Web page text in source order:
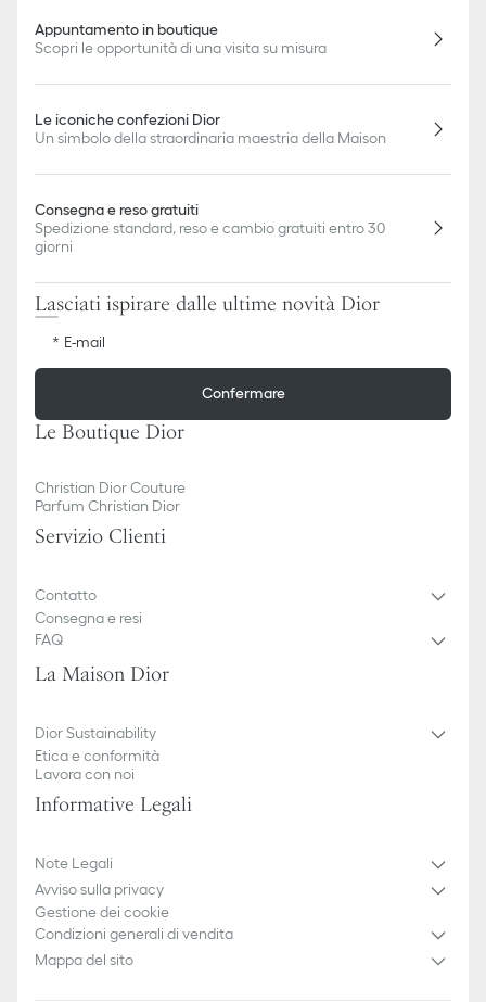
Appuntamento in boutique
Scopri le opportunità di una visita su misura
Le iconiche confezioni Dior
Un simbolo della straordinaria maestria della Maison
Consegna e reso gratuiti
Spedizione standard, reso e cambio gratuiti entro 30
giorni
Lasciati ispirare dalle ultime novità Dior
E-mail
Confermare
Le Boutique Dior
Christian Dior Couture
Parfum Christian Dior
Servizio Clienti
Contatto
Consegna e resi
FAQ
La Maison Dior
Dior Sustainability
Etica e conformità
Lavora con noi
Informative Legali
Note Legali
Avviso sulla privacy
Gestione dei cookie
Condizioni generali di vendita
Mappa del sito